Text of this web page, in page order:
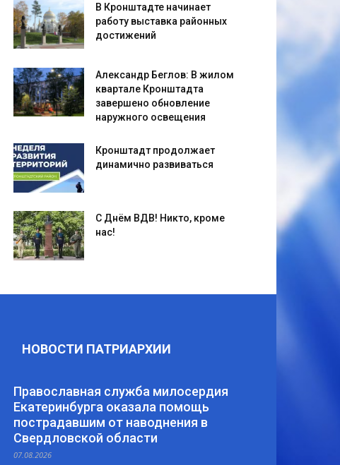
В Кронштадте начинает
работу выставка районных
достижений
Александр Беглов: В жилом
квартале Кронштадта
завершено обновление
наружного освещения
Кронштадт продолжает
динамично развиваться
С Днём ВДВ! Никто, кроме
нас!
НОВОСТИ ПАТРИАРХИИ
Православная служба милосердия
Екатеринбурга оказала помощь
пострадавшим от наводнения в
Свердловской области
07.08.2026